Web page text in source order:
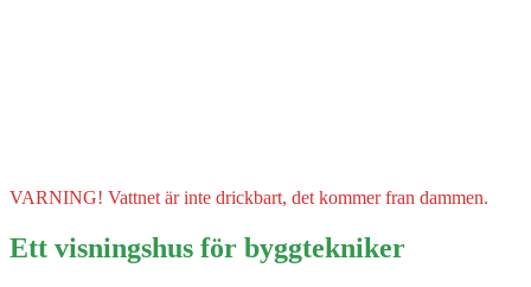
VARNING! Vattnet är inte drickbart, det kommer fran dammen.
Ett visningshus för byggtekniker